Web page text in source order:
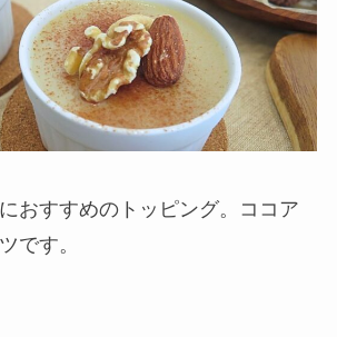
おすすめのトッピング。ココア
です。